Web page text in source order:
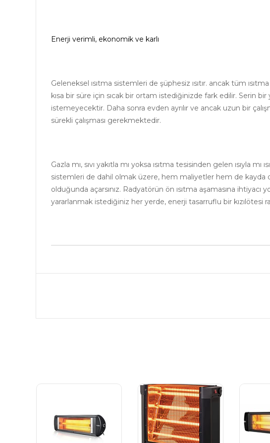
Enerji verimli, ekonomik ve karlı
Geleneksel ısıtma sistemleri de şüphesiz ısıtır. ancak tüm
kısa bir süre için sıcak bir ortam istediğinizde fark edilir. Serin bir
istemeyecektir. Daha sonra evden ayrılır ve ancak uzun bir
sürekli çalışması gerekmektedir.
Gazla mı, sıvı yakıtla mı yoksa ısıtma tesisinden gelen ısıyla
sistemleri de dahil olmak üzere, hem maliyetler hem de kayda
olduğunda açarsınız. Radyatörün ön ısıtma aşamasına ihtiyacı
yararlanmak istediğiniz her yerde, enerji tasarruflu bir